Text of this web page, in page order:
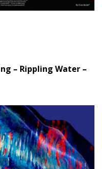
– Rippling Water –